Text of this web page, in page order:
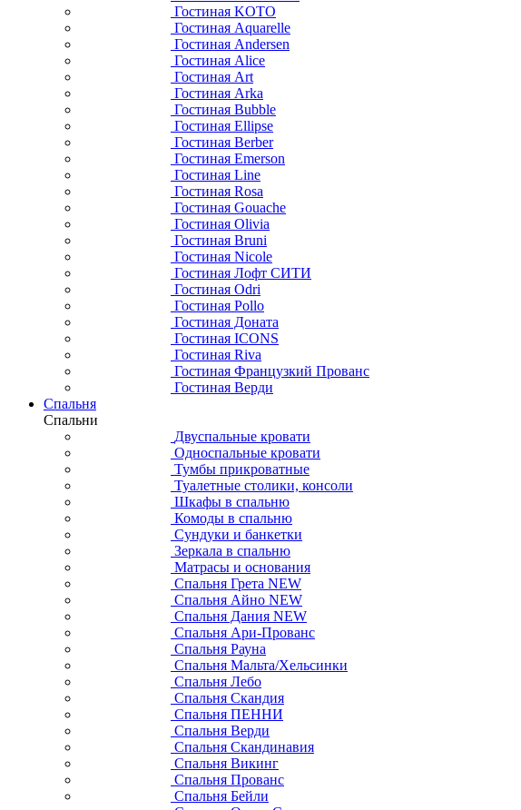
Гостиная KOTO
Гостиная Aquarelle
Гостиная Andersen
Гостиная Alice
Гостиная Art
Гостиная Arka
Гостиная Bubble
Гостиная Ellipse
Гостиная Berber
Гостиная Emerson
Гостиная Line
Гостиная Rosa
Гостиная Gouache
Гостиная Olivia
Гостиная Bruni
Гостиная Nicole
Гостиная Лофт СИТИ
Гостиная Odri
Гостиная Pollo
Гостиная Доната
Гостиная ICONS
Гостиная Riva
Гостиная Французкий Прованс
Гостиная Верди
Спальня
Спальни
Двуспальные кровати
Односпальные кровати
Тумбы прикроватные
Туалетные столики, консоли
Шкафы в спальню
Комоды в спальню
Сундуки и банкетки
Зеркала в спальню
Матрасы и основания
Спальня Грета NEW
Спальня Айно NEW
Спальня Дания NEW
Спальня Ари-Прованс
Спальня Рауна
Спальня Мальта/Хельсинки
Спальня Лебо
Спальня Скандия
Спальня ПЕННИ
Спальня Верди
Спальня Скандинавия
Спальня Викинг
Спальня Прованс
Спальня Бейли